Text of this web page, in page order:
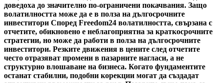
доведоха до значително по-ограничени покачвания. Защо
волатилността може да е в полза на дългосрочните
инвеститори Според Freedom24 волатилността, свързана с
отчетите, обикновено е неблагоприятна за краткосрочните
стратегии, но може да работи в полза на дългосрочните
инвеститори. Резките движения в цените след отчетите
често отразяват промени в пазарните нагласи, а не
структурно влошаване на бизнеса. Когато фундаментите
останат стабилни, подобни корекции могат да създадат